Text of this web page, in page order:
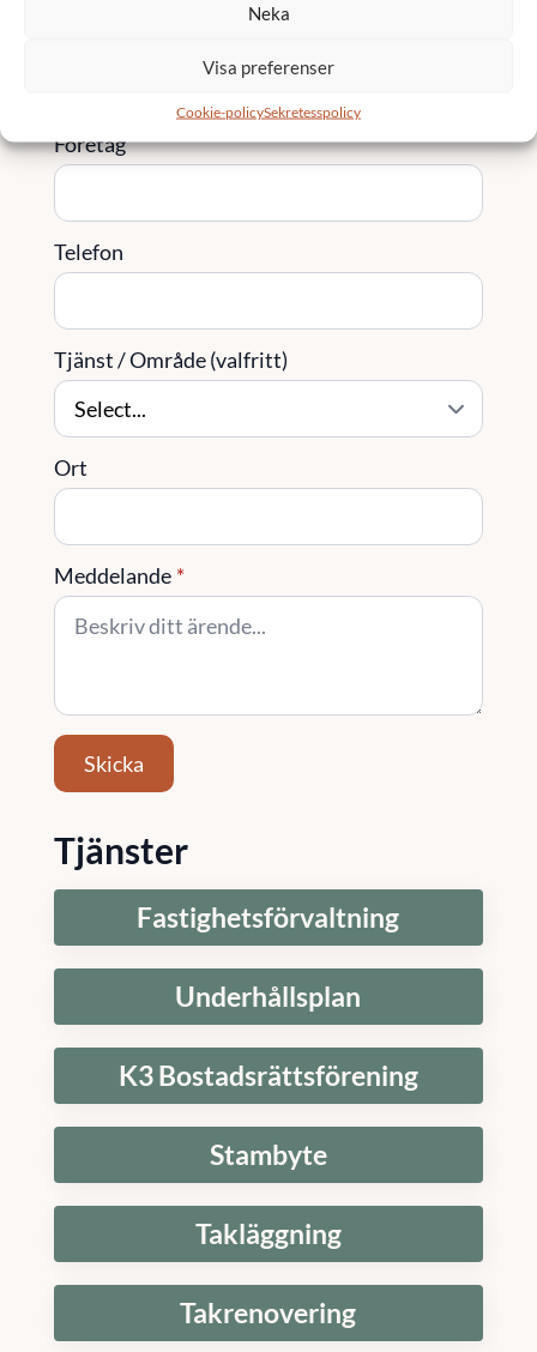
Neka
Visa preferenser
Cookie-policySekretesspolicy
Företag
Telefon
Tjänst / Område (valfritt)
Ort
Meddelande *
Skicka
Tjänster
Fastighetsförvaltning
Underhållsplan
K3 Bostadsrättsförening
Stambyte
Takläggning
Takrenovering